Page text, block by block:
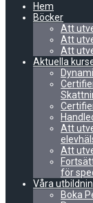
Hem
Böcker
Att
Att
Att
Aktuella
Att
Att
för
Våra
Boka